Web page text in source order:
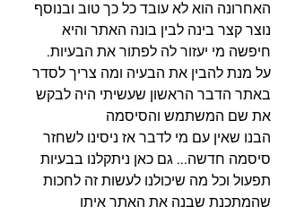
האחרונה הוא לא עובד כל כך טוב ובנוסף
נוצר קצר בינה לבין בונה האתר והיא
חיפשה מי יעזור לה לפתור את הבעיות.
על מנת להבין את הבעיה ומה צריך לסדר
באתר הדבר הראשון שעשיתי היה לבקש
את שם המשתמש והסיסמה
הבנו שאין עם מי לדבר אז ניסינו לשחזר
סיסמה חדשה... גם כאן ניתקלנו בבעיות
תפעול וכל מה שיכולנו לעשות זה לחכות
שהמתכנת שבנה את האתר איתו